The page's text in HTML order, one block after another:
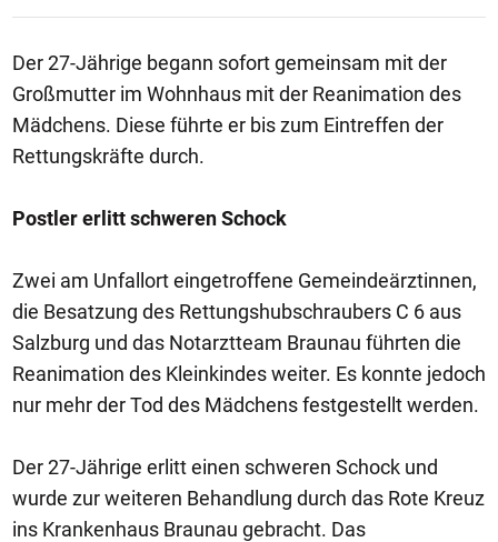
Der 27-Jährige begann sofort gemeinsam mit der
Großmutter im Wohnhaus mit der Reanimation des
Mädchens. Diese führte er bis zum Eintreffen der
Rettungskräfte durch.
Postler erlitt schweren Schock
Zwei am Unfallort eingetroffene Gemeindeärztinnen,
die Besatzung des Rettungshubschraubers C 6 aus
Salzburg und das Notarztteam Braunau führten die
Reanimation des Kleinkindes weiter. Es konnte jedoch
nur mehr der Tod des Mädchens festgestellt werden.
Der 27-Jährige erlitt einen schweren Schock und
wurde zur weiteren Behandlung durch das Rote Kreuz
ins Krankenhaus Braunau gebracht. Das